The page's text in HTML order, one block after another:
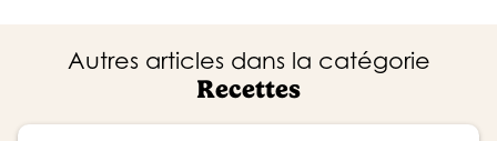
Autres articles dans la catégorie
Recettes